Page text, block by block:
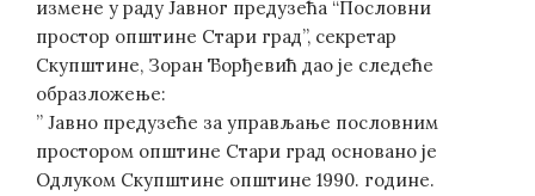
измене у раду Јавног предузећа “Пословни
простор општине Стари град”, секретар
Скупштине, Зоран Ђорђевић дао је следеће
образложење:
” Јавно предузеће за управљање пословним
простором општине Стари град основано је
Одлуком Скупштине општине 1990. године.